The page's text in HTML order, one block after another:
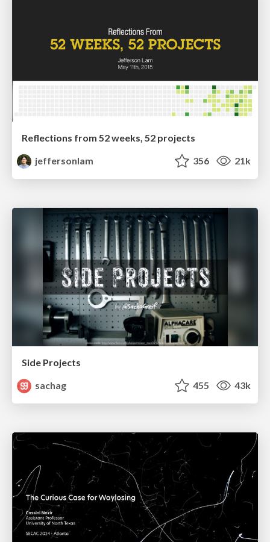
Reflections from 52 weeks, 52 projects
jeffersonlam
356 21k
Side Projects
sachag
455 43k